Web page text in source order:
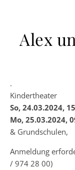
Alex
.
Kindertheater
So, 24.03.2024,
Mo, 25.03.2024,
& Grundschulen,
Anmeldung
/ 974 28 00)